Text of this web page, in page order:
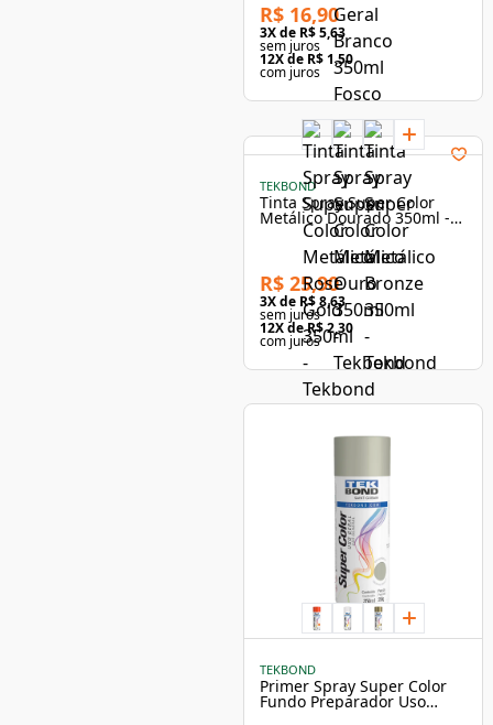
R$ 16,90
3X de R$ 5,63
sem juros
12X de R$ 1,50
com juros
TEKBOND
Tinta Spray Super Color
Metálico Dourado 350ml -
Tekbond
R$ 25,90
3X de R$ 8,63
sem juros
12X deR$ 2,30
com juros
TEKBOND
Primer Spray Super Color
Fundo Preparador Uso